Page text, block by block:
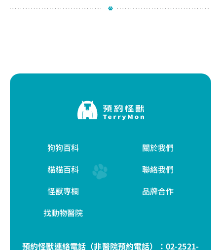
狗狗百科
貓貓百科
怪獸專欄
找動物醫院
關於我們
聯絡我們
品牌合作
預約怪獸連絡電話（非醫院預約電話）： 02-2521-